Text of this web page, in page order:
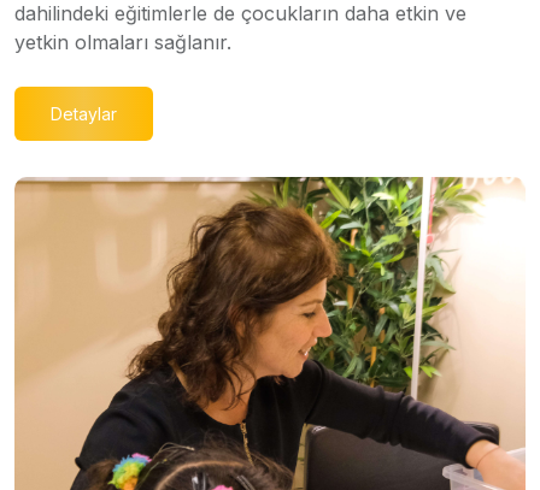
dahilindeki eğitimlerle de çocukların daha etkin ve
yetkin olmaları sağlanır.
Detaylar